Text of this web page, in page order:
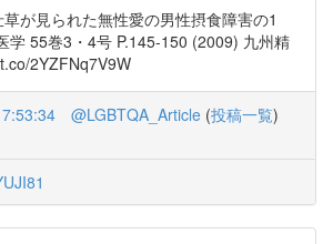
草が見られた無性愛の男性摂食障害の1
学 55巻3・4号 P.145-150 (2009) 九州精
2YZFNq7V9W
@LGBTQA_Article (投稿一覧)